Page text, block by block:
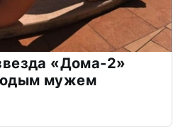
«Дома-2»
мужем